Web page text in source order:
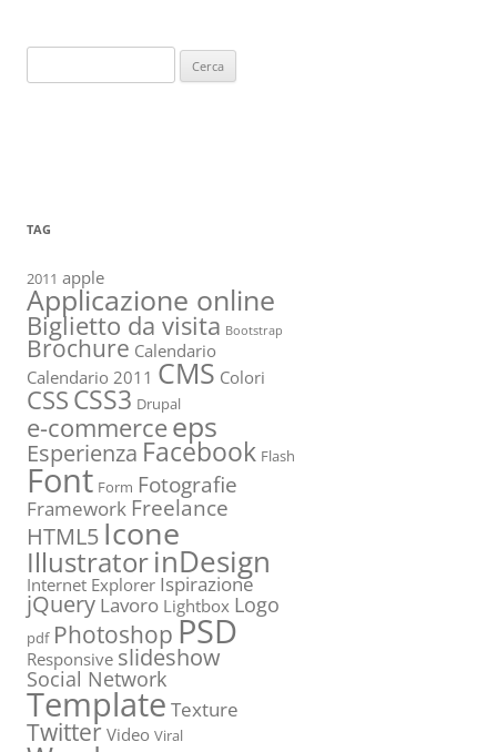
per:
TAG
2011 apple
Applicazione online
Biglietto da visita Bootstrap
Brochure Calendario
Calendario 2011 CMS Colori
CSSCSS3 Drupal
e-commerceeps
Esperienza Facebook Flash
Font Form Fotografie
Framework Freelance
HTML5 Icone
IllustratorinDesign
Internet Explorer Ispirazione
jQuery Lavoro Lightbox Logo
pdf PhotoshopPSD
Responsive slideshow
Social Network
Template Texture
TwitterVideo Viral